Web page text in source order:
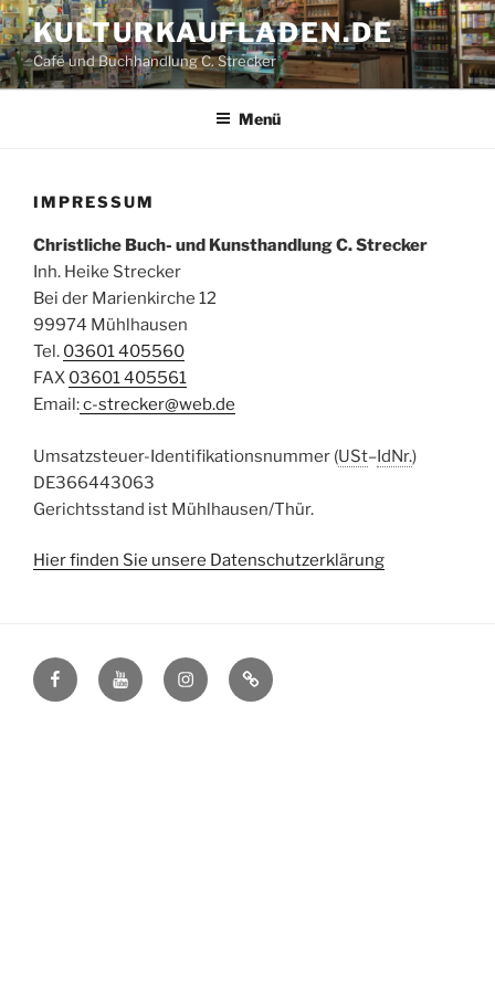
Zum
Inhalt
springen
KULTUR­KAUFLADEN.DE
Café und Buchhandlung C. Strecker
Menü
IMPRESSUM
Christliche Buch- und Kunsthandlung C. Strecker
Inh. Heike Strecker
Bei der Marienkirche 12
99974 Mühlhausen
Tel. 03601 405560
FAX 03601 405561
Email:c-strecker@web.de
Umsatzsteuer-Identifikationsnummer (USt–IdNr.)
DE366443063
Gerichtsstand ist Mühlhausen/Thür.
Hier finden Sie unsere Datenschutzerklärung
FacebookYouTubeInstagramImpressum